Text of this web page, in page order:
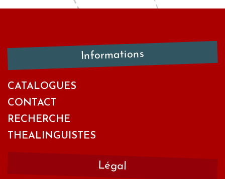
Informations
CATALOGUES
CONTACT
RECHERCHE
THEALINGUISTES
Légal